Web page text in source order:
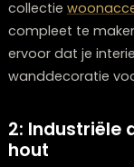
posters in
geweldig in
belangrijk zijn.
minimalistisch:
fotolijstjes zoals